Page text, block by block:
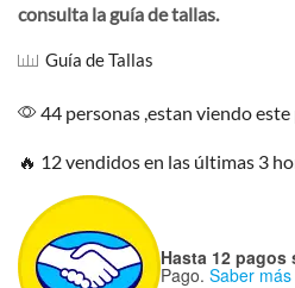
consulta la guía de tallas.
Guía de Tallas
44 personas ,estan viendo
🔥 12 vendidos en las últimas 3
Hasta 12 pagos
Pago. Saber más